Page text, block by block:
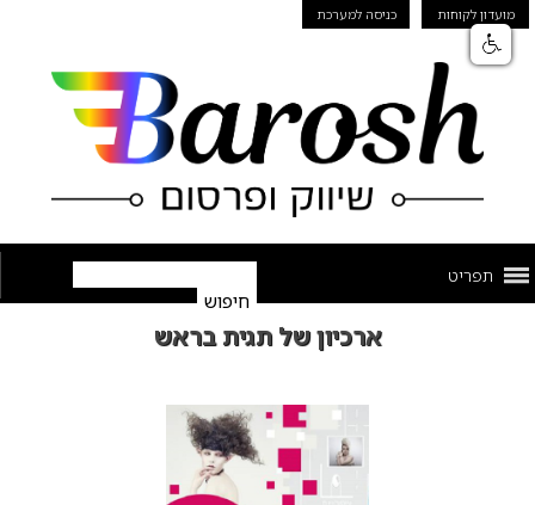
מועדון לקוחות כניסה למערכת
תפריט
ארכיון של תגית בראש